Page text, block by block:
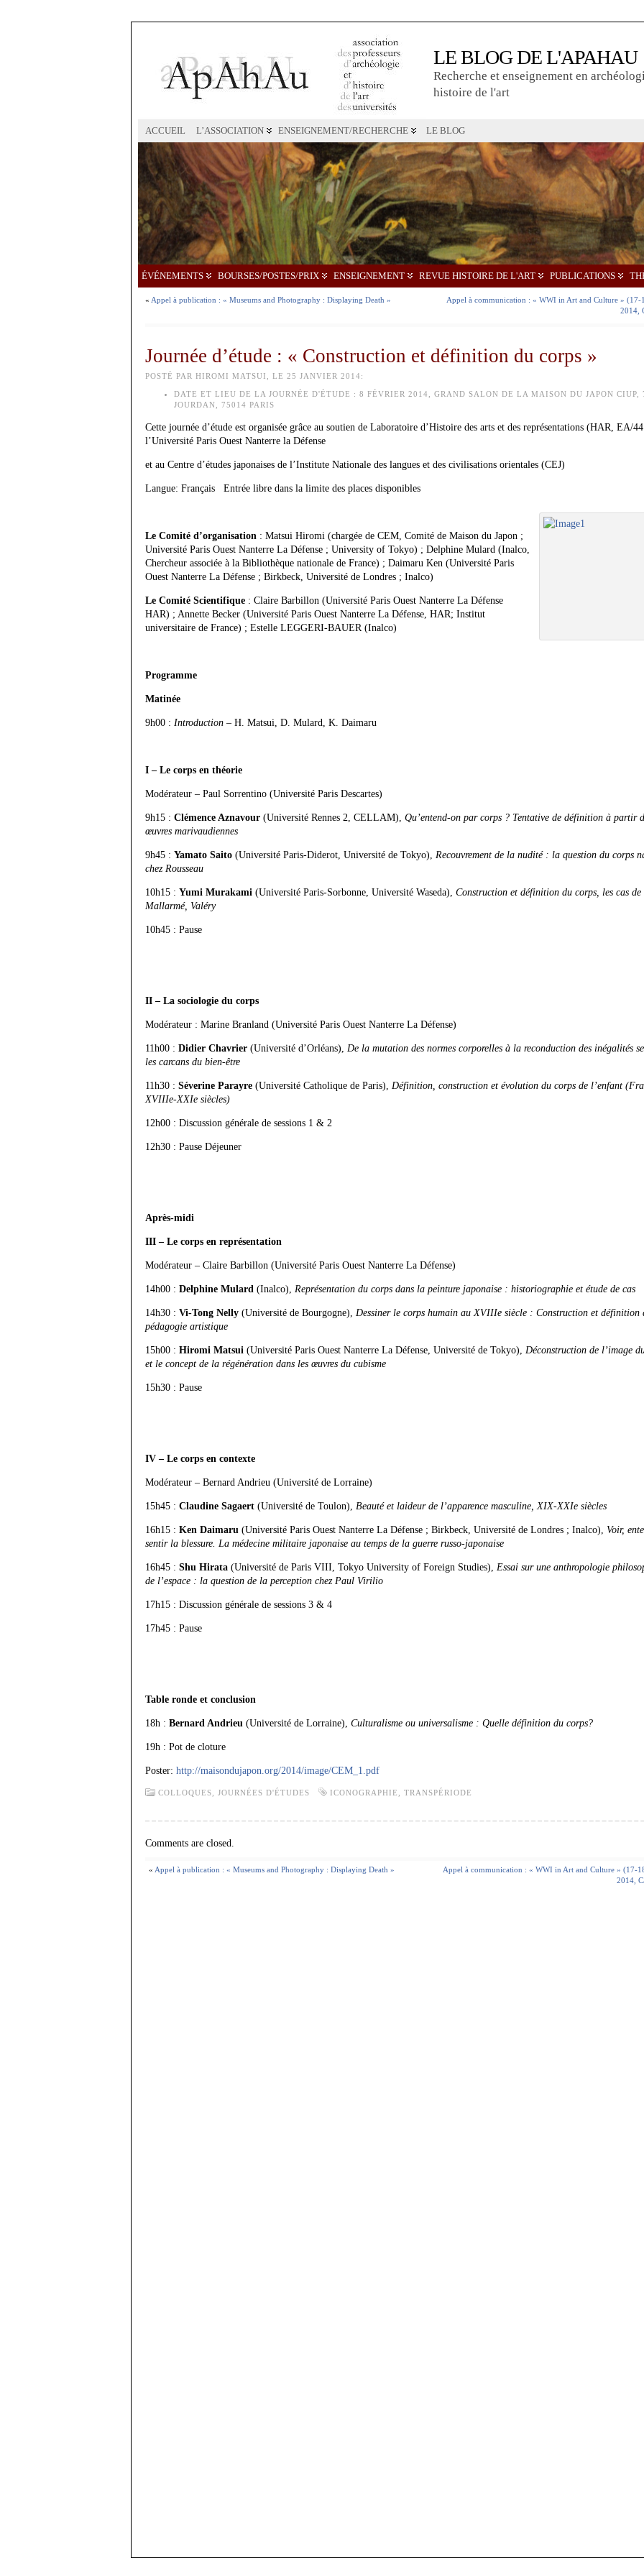
LE BLOG DE L'APAHAU
Recherche et enseignement en
histoire de l'art
ACCUEIL L’ASSOCIATION ENSEIGNEMENT/RECHERCHE LE BLOG
ÉVÉNEMENTS BOURSES/POSTES/PRIX ENSEIGNEMENT REVUE HISTOIRE DE L'ART PUBLICATIONS
« Appel à publication : « Museums and Photography : Displaying Death »
Appel à communication : « WWI in Art and Culture » (17-
2014,
Journée d’étude : « Construction et définition du corps »
POSTÉ PAR HIROMI MATSUI, LE 25 JANVIER 2014:
DATE ET LIEU DE LA JOURNÉE D'ÉTUDE : 8 FÉVRIER 2014, GRAND SALON DE LA MAISON DU JAPON CIUP,
JOURDAN, 75014 PARIS
Cette journée d’étude est organisée grâce au soutien de Laboratoire d’Histoire des arts et des représentations (HAR, EA/
l’Université Paris Ouest Nanterre la Défense
et au Centre d’études japonaises de l’Institute Nationale des langues et des civilisations orientales (CEJ)
Langue: Français Entrée libre dans la limite des places disponibles
Le Comité d’organisation : Matsui Hiromi (chargée de CEM, Comité de Maison du Japon ;
Université Paris Ouest Nanterre La Défense ; University of Tokyo) ; Delphine Mulard (Inalco,
Chercheur associée à la Bibliothèque nationale de France) ; Daimaru Ken (Université Paris
Ouest Nanterre La Défense ; Birkbeck, Université de Londres ; Inalco)
Le Comité Scientifique : Claire Barbillon (Université Paris Ouest Nanterre La Défense
HAR) ; Annette Becker (Université Paris Ouest Nanterre La Défense, HAR; Institut
universitaire de France) ; Estelle LEGGERI-BAUER (Inalco)
Programme
Matinée
9h00 : Introduction – H. Matsui, D. Mulard, K. Daimaru
I – Le corps en théorie
Modérateur – Paul Sorrentino (Université Paris Descartes)
9h15 : Clémence Aznavour (Université Rennes 2, CELLAM), Qu’entend-on par corps ? Tentative de définition à partir
œuvres marivaudiennes
9h45 : Yamato Saito (Université Paris-Diderot, Université de Tokyo), Recouvrement de la nudité : la question du corps
chez Rousseau
10h15 : Yumi Murakami (Université Paris-Sorbonne, Université Waseda), Construction et définition du corps, les cas de
Mallarmé, Valéry
10h45 : Pause
II – La sociologie du corps
Modérateur : Marine Branland (Université Paris Ouest Nanterre La Défense)
11h00 : Didier Chavrier (Université d’Orléans), De la mutation des normes corporelles à la reconduction des inégalités
les carcans du bien-être
11h30 : Séverine Parayre (Université Catholique de Paris), Définition, construction et évolution du corps de l’enfant
XVIIIe-XXIe siècles)
12h00 : Discussion générale de sessions 1 & 2
12h30 : Pause Déjeuner
Après-midi
III – Le corps en représentation
Modérateur – Claire Barbillon (Université Paris Ouest Nanterre La Défense)
14h00 : Delphine Mulard (Inalco), Représentation du corps dans la peinture japonaise : historiographie et étude de cas
14h30 : Vi-Tong Nelly (Université de Bourgogne), Dessiner le corps humain au XVIIIe siècle : Construction et définition
pédagogie artistique
15h00 : Hiromi Matsui (Université Paris Ouest Nanterre La Défense, Université de Tokyo), Déconstruction de l’image
et le concept de la régénération dans les œuvres du cubisme
15h30 : Pause
IV – Le corps en contexte
Modérateur – Bernard Andrieu (Université de Lorraine)
15h45 : Claudine Sagaert (Université de Toulon), Beauté et laideur de l’apparence masculine, XIX-XXIe siècles
16h15 : Ken Daimaru (Université Paris Ouest Nanterre La Défense ; Birkbeck, Université de Londres ; Inalco), Voir,
sentir la blessure. La médecine militaire japonaise au temps de la guerre russo-japonaise
16h45 : Shu Hirata (Université de Paris VIII, Tokyo University of Foreign Studies), Essai sur une anthropologie
de l’espace : la question de la perception chez Paul Virilio
17h15 : Discussion générale de sessions 3 & 4
17h45 : Pause
Table ronde et conclusion
18h : Bernard Andrieu (Université de Lorraine), Culturalisme ou universalisme : Quelle définition du corps?
19h : Pot de cloture
Poster: http://maisondujapon.org/2014/image/CEM_1.pdf
COLLOQUES, JOURNÉES D'ÉTUDES ICONOGRAPHIE TRANSPÉRIODE
Comments are closed.
« Appel à publication : « Museums and Photography : Displaying Death »
Appel à communication : « WWI in Art and Culture » (17-
2014,